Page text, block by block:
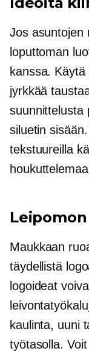
Jos asuntojen
loputtoman
kanssa.
jyrkkää
suunnittelusta
siluetin
tekstuureilla
Maukkaan
täydellistä
logoideat
kaulinta, uuni
työtasolla.